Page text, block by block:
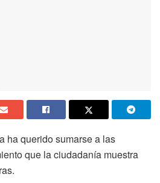
ha querido sumarse a las
que la ciudadanía muestra